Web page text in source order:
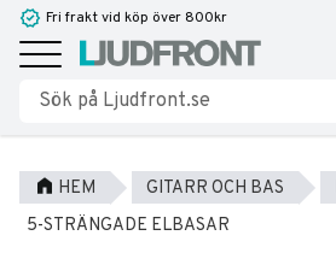
Meny
Fri frakt vid köp över 800kr
HEM GITARR OCH BAS
5-STRÄNGADE ELBASAR